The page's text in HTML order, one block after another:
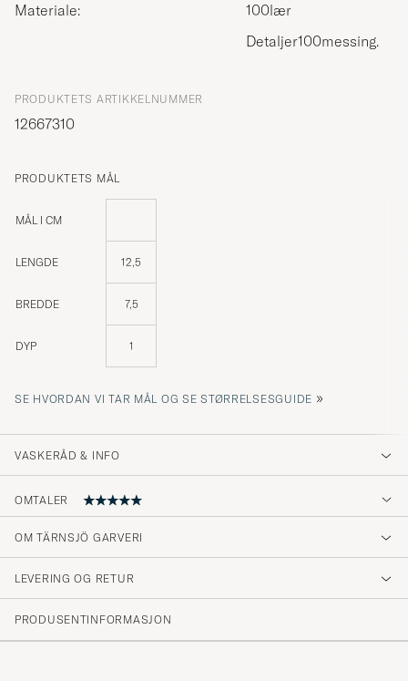
Materiale:
100lær
Detaljer100messing.
PRODUKTETS ARTIKKELNUMMER
12667310
PRODUKTETS MÅL
MÅL I CM
LENGDE 12,5
BREDDE 7,5
DYP 1
SE HVORDAN VI TAR MÅL OG SE STØRRELSESGUIDE »
VASKERÅD & INFO
OMTALER
5
OM TÄRNSJÖ GARVERI
LEVERING OG RETUR
PRODUSENTINFORMASJON